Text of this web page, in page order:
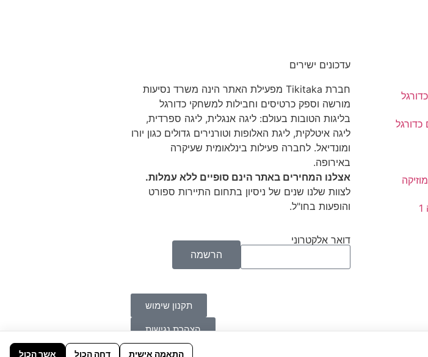
כדורגל
עדכונים ישירים
חברת Tikitaka מפעילת האתר הינה משרד נסיעות
מורשה וספק כרטיסים וחבילות למשחקי כדורגל
בליגות הטובות בעולם: ליגה אנגלית, ליגה ספרדית,
ליגה איטלקית, ליגת האלופות וטורנירים גדולים כגון יורו
ומונדיאל. לחברה פעילות בינלאומית שעיקרה
באירופה.
אצלנו המחירים באתר הינם סופיים ללא עמלות.
לצוות שלנו שנים של ניסיון בתחום התיירות ספורט
והופעות בחו"ל.
דואר אלקטרוני
הרשמה
תקנון שימוש
הצהרת נגישות
התאמה אישית דחה הכול אשר הכול